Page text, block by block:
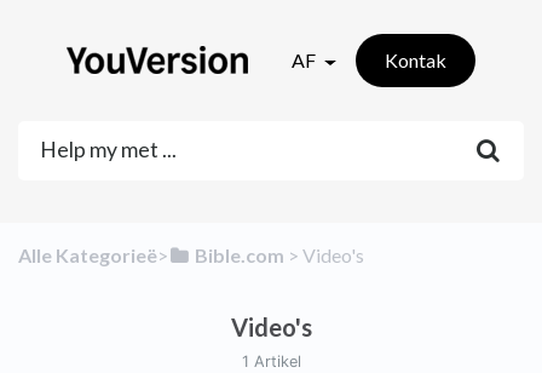
AF Kontak
Alle Kategorieë​>​ ​Bible.com ​ > ​​Video's
Video's
1 Artikel